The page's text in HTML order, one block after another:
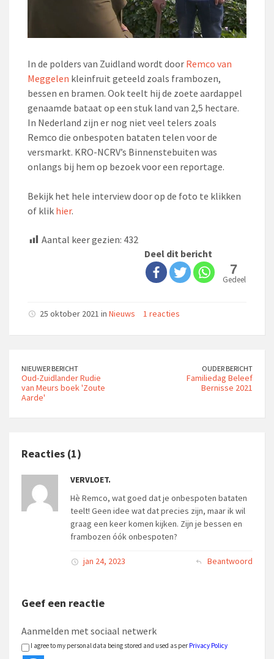
In de polders van Zuidland wordt door Remco van
Meggelen kleinfruit geteeld zoals frambozen,
bessen en bramen. Ook teelt hij de zoete aardappel
genaamde bataat op een stuk land van 2,5 hectare.
In Nederland zijn er nog niet veel telers zoals
Remco die onbespoten bataten telen voor de
versmarkt. KRO-NCRV’s Binnenstebuiten was
onlangs bij hem op bezoek voor een reportage.
Bekijk het hele interview door op de foto te klikken
of klik hier.
Aantal keer gezien: 432
Deel dit bericht
7
Gedeeld
25 oktober 2021 in Nieuws 1 reacties
NIEUWER BERICHT
Oud-Zuidlander Rudie
van Meurs boek 'Zoute
Aarde'
OUDER BERICHT
Familiedag Beleef
Bernisse 2021
Reacties (1)
VERVLOET.
Hè Remco, wat goed dat je onbespoten bataten
teelt! Geen idee wat dat precies zijn, maar ik wil
graag een keer komen kijken. Zijn je bessen en
frambozen óók onbespoten?
jan 24, 2023 Beantwoord
Geef een reactie
Aanmelden met sociaal netwerk
I agree to my personal data being stored and used as per Privacy Policy